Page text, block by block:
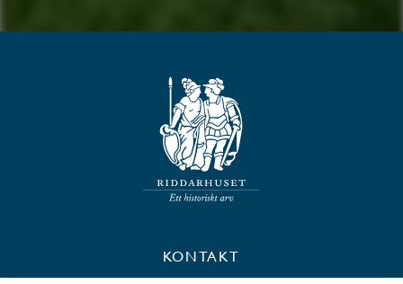
KONTAKT